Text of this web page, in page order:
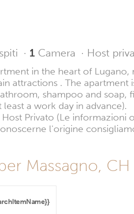
· 1 Camera · Host
in the heart of Lugano,
attractions . The
shampoo and soap,
a work day in advance).
Privato (Le informazioni
l'origine
Massagno, CH